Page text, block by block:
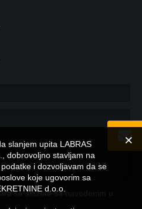
se slažete sa navedenim u
slanjem upita LABRAS
dobrovoljno stavljam na
i dozvoljavam da se
koje ugovorim sa
d.o.o.